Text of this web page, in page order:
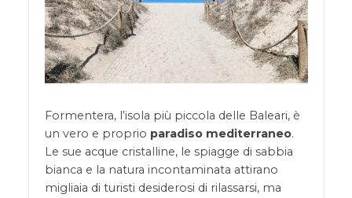
Formentera, l’isola più piccola delle Baleari, è
un vero e proprio paradiso mediterraneo.
Le sue acque cristalline, le spiagge di sabbia
bianca e la natura incontaminata attirano
migliaia di turisti desiderosi di rilassarsi, ma